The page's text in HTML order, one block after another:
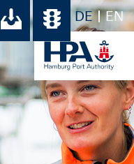
DE EN
im
Ihr Download-